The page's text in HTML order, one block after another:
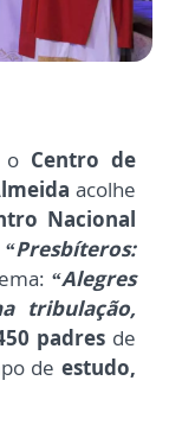
o Centro de
acolhe
Nacional
“Presbíteros:
“Alegres
tribulação,
padres de
de estudo,